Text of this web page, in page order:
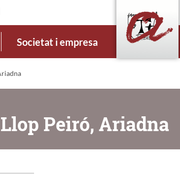
Societat i empresa
Peiró, Ariadna